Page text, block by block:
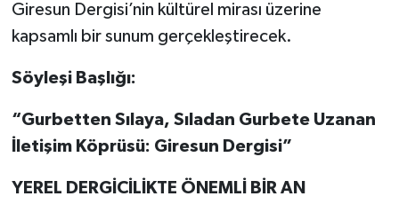
Giresun Dergisi’nin kültürel mirası üzerine
kapsamlı bir sunum gerçekleştirecek.
Söyleşi Başlığı:
“Gurbetten Sılaya, Sıladan Gurbete Uzanan
İletişim Köprüsü: Giresun Dergisi”
YEREL DERGİCİLİKTE ÖNEMLİ BİR AN